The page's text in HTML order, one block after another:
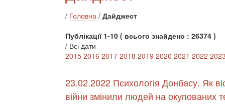
/ Головна / Дайджест
Публікації 1-10 ( всього знайдено : 26374 )
/ Всі дати
2015 2016 2017 2018 2019 2020 2021 2022
23.02.2022 Психологія Донбасу. Як
війни змінили людей на окупованих